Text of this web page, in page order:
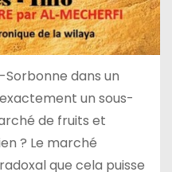
Sorbonne dans un
un sous-
de fruits et
? Le marché
que cela puisse